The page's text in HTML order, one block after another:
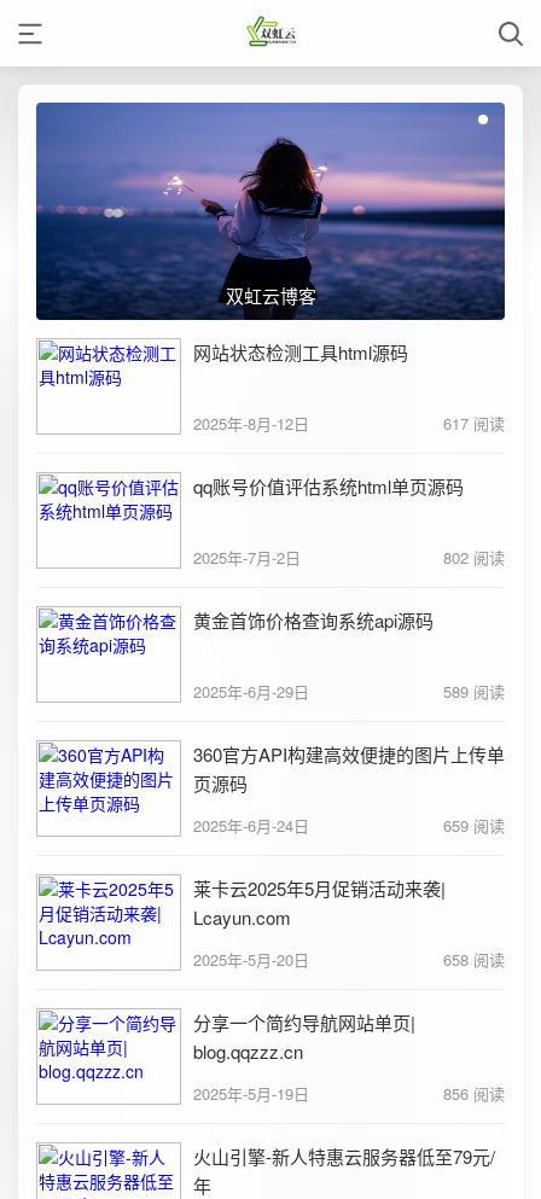
双虹云博客
网站状态检测工具html源码
2025年-8月-12日 617 阅读
qq账号价值评估系统html单页源码
2025年-7月-2日 802 阅读
黄金首饰价格查询系统api源码
2025年-6月-29日 589 阅读
360官方API构建高效便捷的图片上传单
页源码
2025年-6月-24日 659 阅读
莱卡云2025年5月促销活动来袭|
Lcayun.com
2025年-5月-20日 658 阅读
分享一个简约导航网站单页|
blog.qqzzz.cn
2025年-5月-19日 856 阅读
火山引擎-新人特惠云服务器低至79元/
年